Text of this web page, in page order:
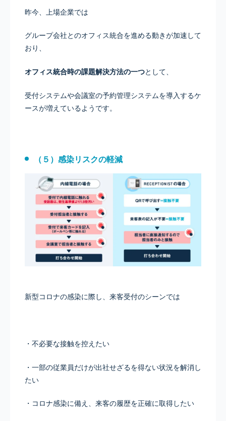
昨今、上場企業では
グループ会社とのオフィス統合を進める動きが加速して
おり、
オフィス統合時の課題解決方法の一つとして、
受付システムや会議室の予約管理システムを導入するケ
ースが増えているようです。
（５）感染リスクの軽減
新型コロナの感染に際し、来客受付のシーンでは
・不必要な接触を控えたい
・一部の従業員だけが出社せざるを得ない状況を解消し
たい
・コロナ感染に備え、来客の履歴を正確に取得したい